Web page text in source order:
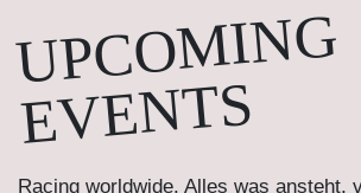
UPCOMING
EVENTS
Racing worldwide. Alles was ansteht,